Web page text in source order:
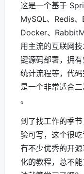
这是一个基于
MySQL、Redis
Docker、
用主流的互联网
键源码部署，拥
统计流程等，代码
是一个非常适合
。
到了找工作的季
验可写，这个很
有不少优秀的开
化的教程，总不